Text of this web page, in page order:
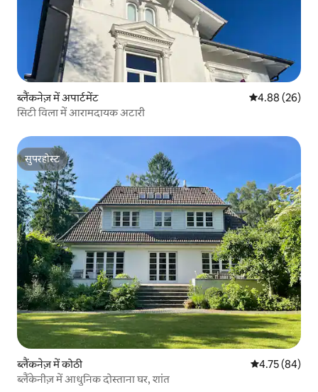
ब्लैंकनेज़ में अपार्टमेंट औसत रेटिंग 5 में
4.88 (26)
सिटी विला में आरामदायक अटारी
सुपरहोस्ट
सुपरहोस्ट
ब्लैंकनेज़ में कोठी औसत रेटिंग 5 में
4.75 (84)
ब्लैंकेनीज़ में आधुनिक दोस्ताना घर, शांत